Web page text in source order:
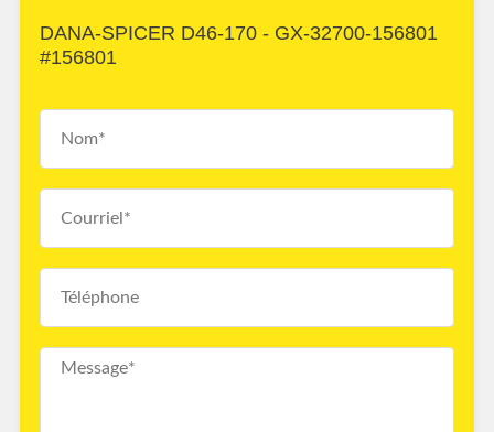
DANA-SPICER D46-170 - GX-32700-156801
#156801